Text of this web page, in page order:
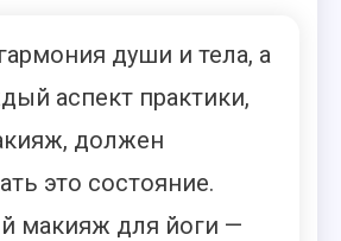
души и тела, а
аспект практики,
должен
это состояние.
макияж для йоги —